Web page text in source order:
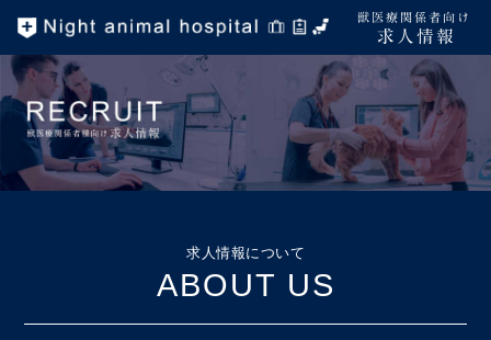
獣医療関係者向け
求人情報
求人情報について
ABOUT US